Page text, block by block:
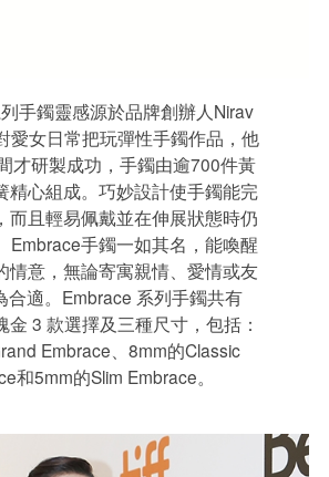
手鐲靈感源於品牌創辦人Nirav
愛女日常把玩彈性手鐲作品，他
才研製成功，手鐲由逾700件黃
精心組成。巧妙設計使手鐲能完
而且輕易佩戴並在伸展狀態時仍
Embrace手鐲一如其名，能喚醒
情意，無論寄寓親情、愛情或友
合適。Embrace 系列手鐲共有
金 3 款選擇及三種尺寸，包括：
Embrace、8mm的Classic
和5mm的Slim Embrace。